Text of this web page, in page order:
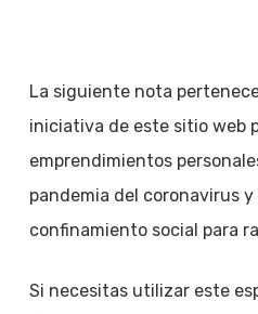
La siguiente nota
iniciativa de este sitio web
emprendimientos
pandemia del coronavirus
confinamiento social para
Si necesitas utilizar este